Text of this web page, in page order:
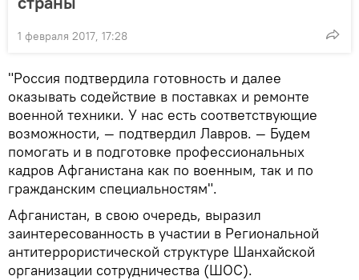
1 февраля 2017, 17:28
"Россия подтвердила готовность и далее
оказывать содействие в поставках и ремонте
военной техники. У нас есть соответствующие
возможности, — подтвердил Лавров. — Будем
помогать и в подготовке профессиональных
кадров Афганистана как по военным, так и по
гражданским специальностям".
Афганистан, в свою очередь, выразил
заинтересованность в участии в Региональной
антитеррористической структуре Шанхайской
организации сотрудничества (ШОС).